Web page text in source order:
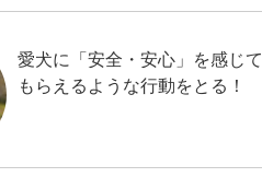
愛犬に「安全・安心」を感じて
もらえるような行動をとる！